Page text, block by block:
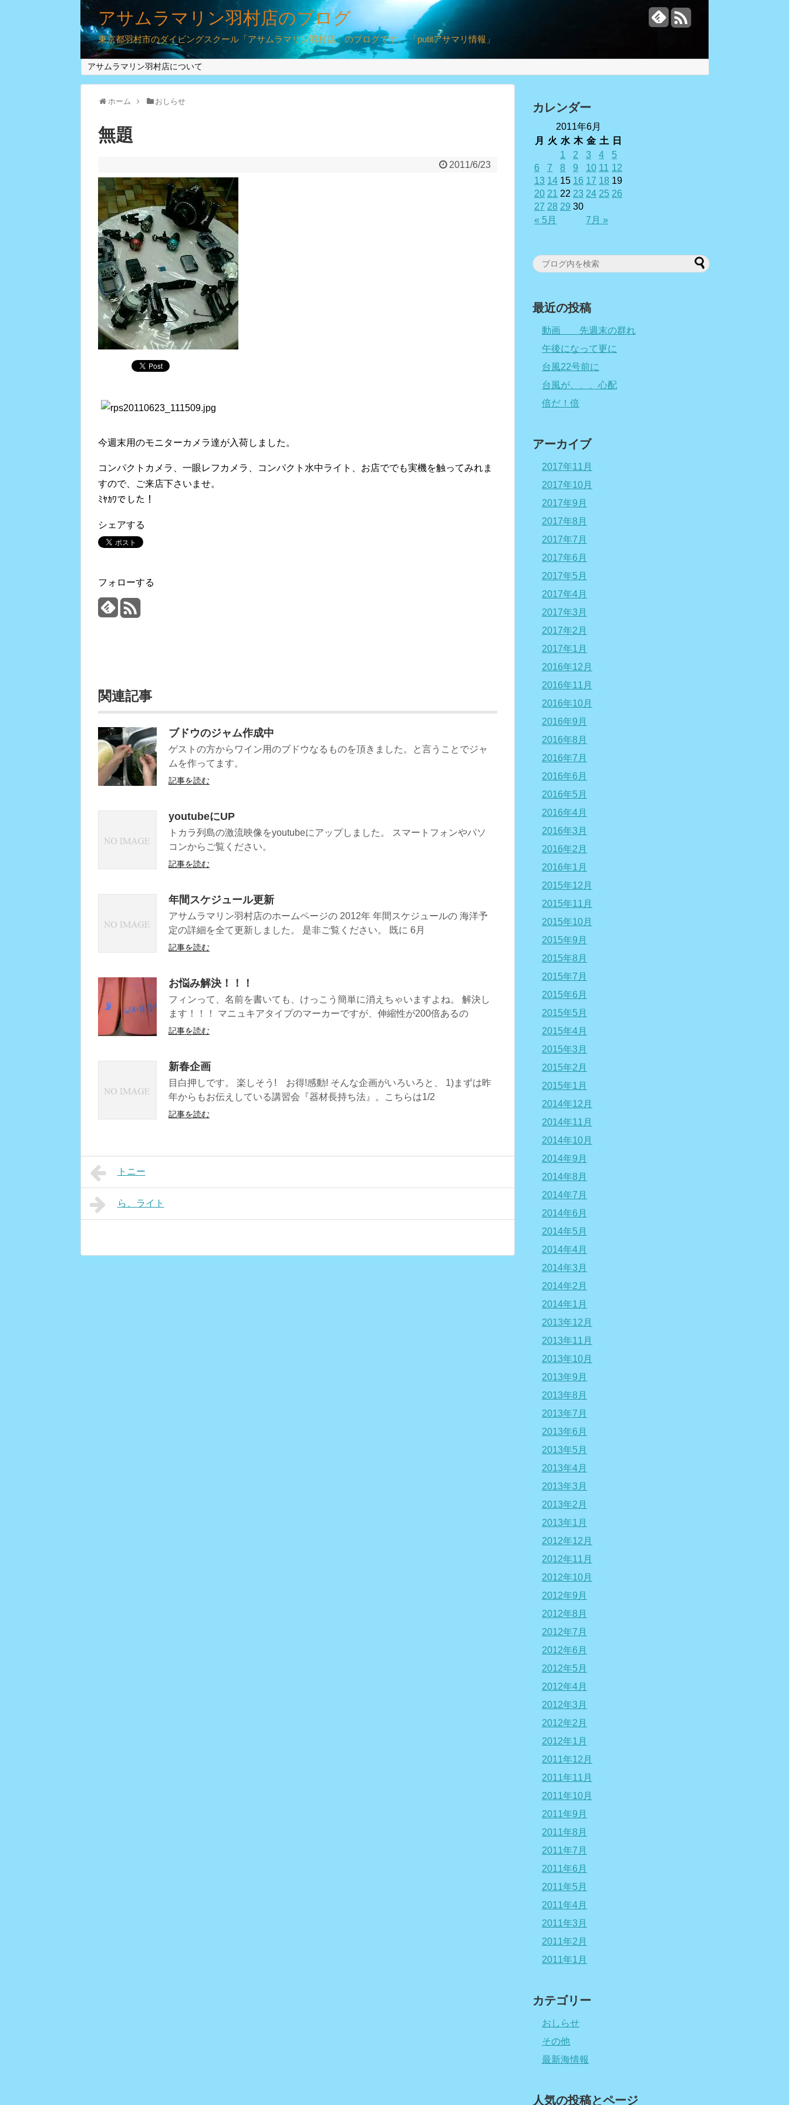
アサムラマリン羽村店のブログ
東京都羽村市のダイビングスクール「アサムラマリン羽村店」のブログです。 「putitアサマリ情報」
アサムラマリン羽村店について
ホーム おしらせ
無題
2011/6/23
今週末用のモニターカメラ達が入荷しました。
コンパクトカメラ、一眼レフカメラ、コンパクト水中ライト、お店ででも実機を触ってみれま
すので、ご来店下さいませ。
ﾐﾔｶﾜでした！
シェアする
フォローする
関連記事
ブドウのジャム作成中
ゲストの方からワイン用のブドウなるものを頂きました。と言うことでジャ
ムを作ってます。
記事を読む
youtubeにUP
トカラ列島の激流映像をyoutubeにアップしました。 スマートフォンやパソ
コンからご覧ください。
記事を読む
年間スケジュール更新
アサムラマリン羽村店のホームページの 2012年 年間スケジュールの 海洋予
定の詳細を全て更新しました。 是非ご覧ください。 既に 6月
記事を読む
お悩み解決！！！
フィンって、名前を書いても、けっこう簡単に消えちゃいますよね。 解決し
ます！！！ マニュキアタイプのマーカーですが、伸縮性が200倍あるの
記事を読む
新春企画
目白押しです。 楽しそう! お得!感動! そんな企画がいろいろと、 1)まずは昨
年からもお伝えしている講習会『器材長持ち法』。こちらは1/2
記事を読む
トニー
ら、ライト
カレンダー
2011年6月
月
火 水 木 金 土 日
« 5月 7月 »
1 2 3 4
5
6
7 8 9 10 11 12
13 14 15 16 17 18 19
20 21 22 23 24 25 26
27 28 29 30
最近の投稿
動画 先週末の群れ
午後になって更に
台風22号前に
台風が、、、心配
倍だ！倍
アーカイブ
2017年11月
2017年10月
2017年9月
2017年8月
2017年7月
2017年6月
2017年5月
2017年4月
2017年3月
2017年2月
2017年1月
2016年12月
2016年11月
2016年10月
2016年9月
2016年8月
2016年7月
2016年6月
2016年5月
2016年4月
2016年3月
2016年2月
2016年1月
2015年12月
2015年11月
2015年10月
2015年9月
2015年8月
2015年7月
2015年6月
2015年5月
2015年4月
2015年3月
2015年2月
2015年1月
2014年12月
2014年11月
2014年10月
2014年9月
2014年8月
2014年7月
2014年6月
2014年5月
2014年4月
2014年3月
2014年2月
2014年1月
2013年12月
2013年11月
2013年10月
2013年9月
2013年8月
2013年7月
2013年6月
2013年5月
2013年4月
2013年3月
2013年2月
2013年1月
2012年12月
2012年11月
2012年10月
2012年9月
2012年8月
2012年7月
2012年6月
2012年5月
2012年4月
2012年3月
2012年2月
2012年1月
2011年12月
2011年11月
2011年10月
2011年9月
2011年8月
2011年7月
2011年6月
2011年5月
2011年4月
2011年3月
2011年2月
2011年1月
カテゴリー
おしらせ
その他
最新海情報
人気の投稿とページ